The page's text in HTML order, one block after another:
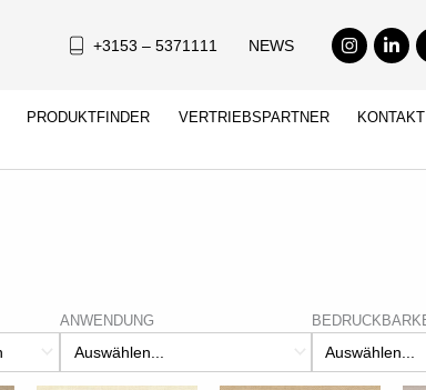
+3153 – 5371111 NEWS
PRODUKTFINDER VERTRIEBSPARTNER KONTAKT
ANWENDUNG